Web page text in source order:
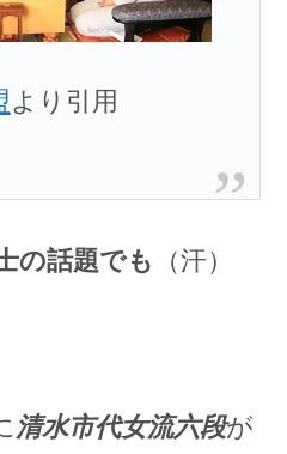
より引用
の話題でも （汗）
清水市代女流六段が